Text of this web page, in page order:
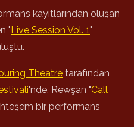
kayıtlarından oluşan
"Live Session Vol. 1"
Theatre tarafından
'nde, Rewşan "Call
bir performans